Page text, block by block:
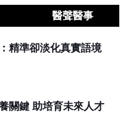
醫聲醫事
精準卻淡化真實語境
關鍵 助培育未來人才